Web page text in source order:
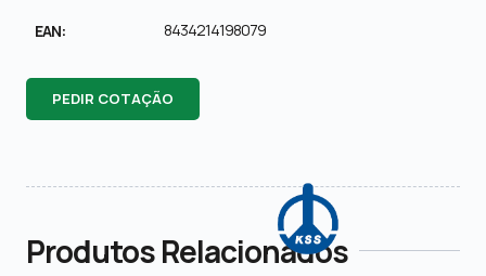
EAN: 8434214198079
PEDIR COTAÇÃO
Produtos Relacionados